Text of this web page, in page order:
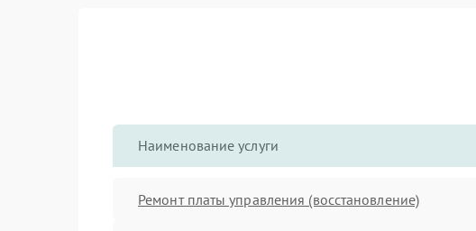
Наименование услуги
Ремонт платы управления (восстановление)